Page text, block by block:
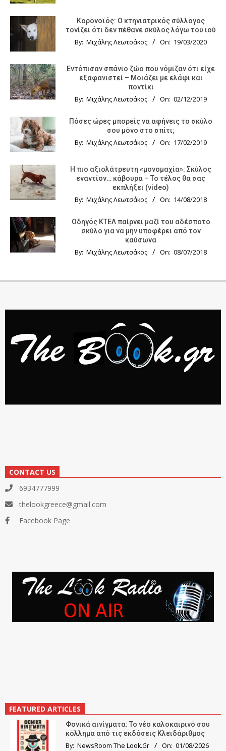
Κορονοϊός: Ο κτηνιατρικός σύλλογος
τονίζει ότι δεν πέθανε σκύλος λόγω του ιού
By: Μιχάλης Λεωτσάκος On: 19/03/2020
Εντόπισαν σπάνιο ζώο που νόμιζαν ότι είχε
εξαφανιστεί – Μοιάζει με ελάφι και
ποντίκι
By: Μιχάλης Λεωτσάκος On: 02/12/2019
Πόσες ώρες μπορείς να αφήνεις το σκύλο
σου μόνο στο σπίτι;
By: Μιχάλης Λεωτσάκος On: 17/02/2019
Η πιο αξιολάτρευτη «μονομαχία»: Σκύλος
εναντίον… κάβουρα – Το τέλος θα σας
εκπλήξει (video)
By: Μιχάλης Λεωτσάκος On: 14/08/2018
Οδηγός KTΕΛ παίρνει μαζί του αδέσποτο
σκύλο για να μην υποφέρει από τον
καύσωνα
By: Μιχάλης Λεωτσάκος On: 08/07/2018
CONTACT US
6934777999
thelookgreece@gmail.com
Facebook Page
FEATURED ARTICLES
Φονικά αινίγματα: Το νέο καλοκαιρινό σου
κόλλημα από τις εκδόσεις Κλειδάριθμος
By: NewsRoom The Look.Gr On: 01/08/2026